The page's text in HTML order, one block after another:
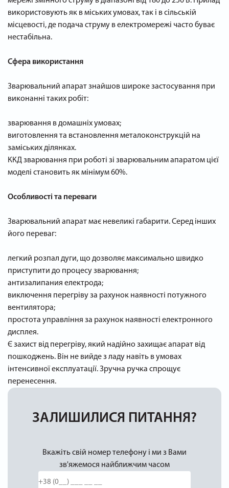
використовують як в міських умовах, так і в сільській
місцевості, де подача струму в електромережі часто буває
нестабільна.
Сфера використання
Зварювальний апарат знайшов широке застосування при
виконанні таких робіт:
зварювання в домашніх умовах;
виготовлення та встановлення металоконструкцій на
заміських ділянках.
ККД зварювання при роботі зі зварювальним апаратом цієї
моделі становить як мінімум 60%.
Особливості та переваги
Зварювальний апарат має невеликі габарити. Серед інших
його переваг:
легкий розпал дуги, що дозволяє максимально швидко
приступити до процесу зварювання;
антизалипания електрода;
виключення перегріву за рахунок наявності потужного
вентилятора;
простота управління за рахунок наявності електронного
дисплея.
Є захист від перегріву, який надійно захищає апарат від
пошкоджень. Він не вийде з ладу навіть в умовах
інтенсивної експлуатації. Зручна ручка спрощує
перенесення.
ЗАЛИШИЛИСЯ ПИТАННЯ?
Вкажіть свій номер телефону і ми з Вами
зв'яжемося найближчим часом